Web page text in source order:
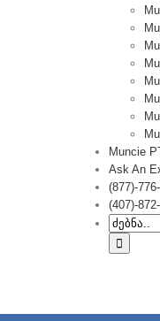
Muncie
Ask An
(877)-
(407)-
Ძებნა: